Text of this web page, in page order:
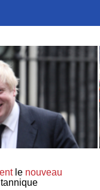
le nouveau